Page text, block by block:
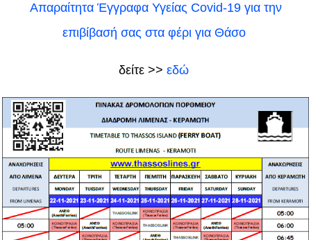
Απαραίτητα Έγγραφα Υγείας Covid-19 για την
επιβίβασή σας στα φέρι για Θάσο
δείτε >> εδώ